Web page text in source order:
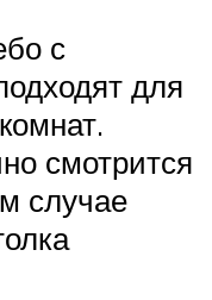
с
для
смотрится
случае